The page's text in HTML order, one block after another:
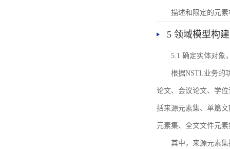
描述和限定的元
5 领域模型构建
5.1 确定实体对象
根据NSTL业务的
论文、会议论文、学
括来源元素集、单篇
元素集、全文文件元
其中，来源元素